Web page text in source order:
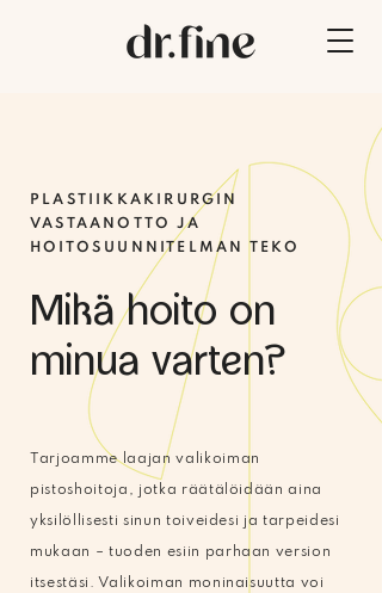
PLASTIIKKAKIRURGIN
VASTAANOTTO JA
HOITOSUUNNITELMAN TEKO
Mikä hoito on
minua varten?
Tarjoamme laajan valikoiman
pistoshoitoja, jotka räätälöidään aina
yksilöllisesti sinun toiveidesi ja tarpeidesi
mukaan – tuoden esiin parhaan version
itsestäsi. Valikoiman moninaisuutta voi